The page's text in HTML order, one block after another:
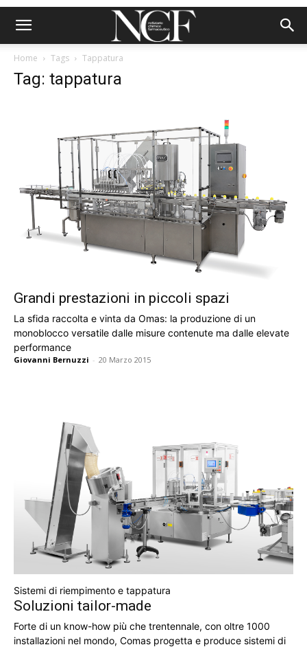
Home Tags Tappatura
Tag: tappatura
Grandi prestazioni in piccoli spazi
La sfida raccolta e vinta da Omas: la produzione di un
monoblocco versatile dalle misure contenute ma dalle elevate
performance
Giovanni Bernuzzi - 20 Marzo 2015
Sistemi di riempimento e tappatura
Soluzioni tailor-made
Forte di un know-how più che trentennale, con oltre 1000
installazioni nel mondo, Comas progetta e produce sistemi di